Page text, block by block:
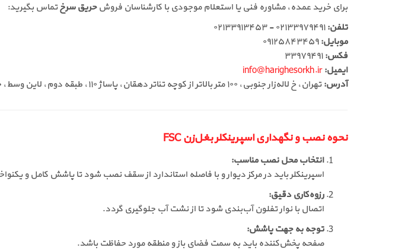
برای خرید عمده، مشاوره فنی یا استعلام موجودی با کارشناسان فروشحریق سرختماس بگیرید:
تلفن:۰۲۱۳۳۹۷۹۴۹۱ - ۰۲۱۳۳۹۱۳۴۵۳
موبایل:۰۹۱۲۵۸۴۳۴۵۹
فکس:۳۳۹۷۹۴۹۱
ایمیل: info@harighesorkh.ir
آدرس:تهران، خ لاله‌زار جنوبی، ۱۰۰ متر بالاتر از کوچه تئاتر دهقان، پاساژ ۱۱۰، طبقه دوم، لاین وسط، جنب آسانسور، پلاک ۳۶
نحوه نصب و نگهداری اسپرینکلر بغل‌زن FSC
انتخاب محل نصب مناسب:
اسپرینکلر باید در مرکز دیوار و با فاصله استاندارد از سقف نصب شود تا پاشش کامل و
رزوه‌کاری دقیق:
اتصال با نوار تفلون آب‌بندی شود تا از نشت آب جلوگیری گردد.
توجه به جهت پاشش:
صفحه پخش‌کننده باید به سمت فضای باز و منطقه مورد حفاظت باشد.